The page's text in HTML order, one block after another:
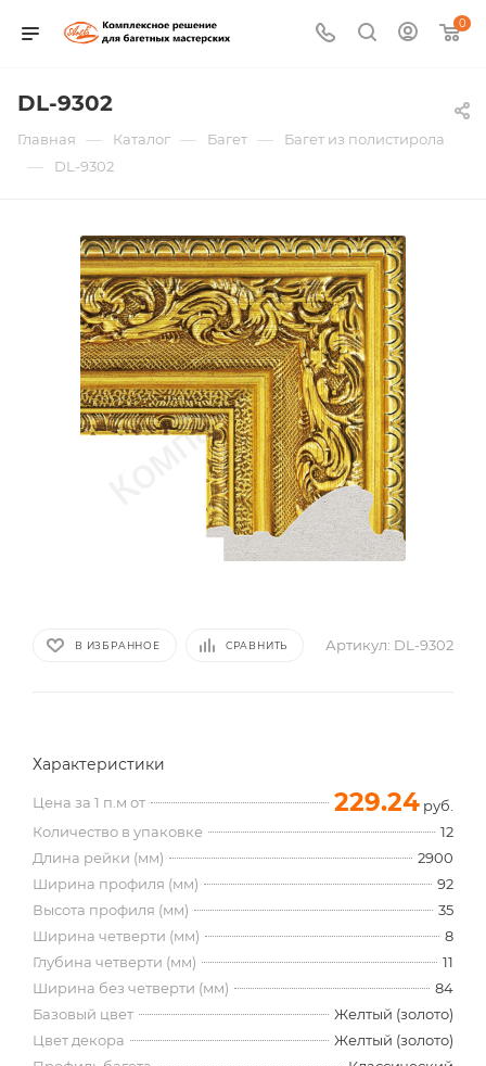
0
DL-9302
Главная — Каталог — Багет — Багет из полистирола
— DL-9302
В ИЗБРАННОЕ СРАВНИТЬ Артикул: DL-9302
Характеристики
Цена за 1 п.м от 229.24 руб.
Количество в упаковке
12
Длина рейки (мм)
2900
Ширина профиля (мм)
92
Высота профиля (мм)
35
Ширина четверти (мм)
8
Глубина четверти (мм)
11
Ширина без четверти (мм)
84
Базовый цвет
Желтый (золото)
Цвет декора
Желтый (золото)